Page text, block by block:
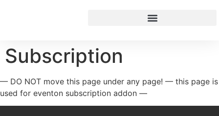
Subscription
— DO NOT move this page under any page! — this page is
used for eventon subscription addon —